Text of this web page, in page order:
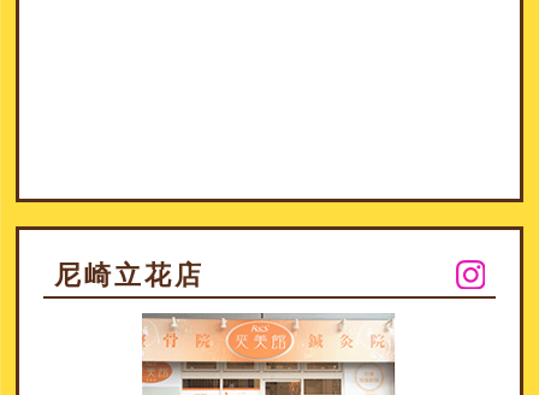
尼崎立花店